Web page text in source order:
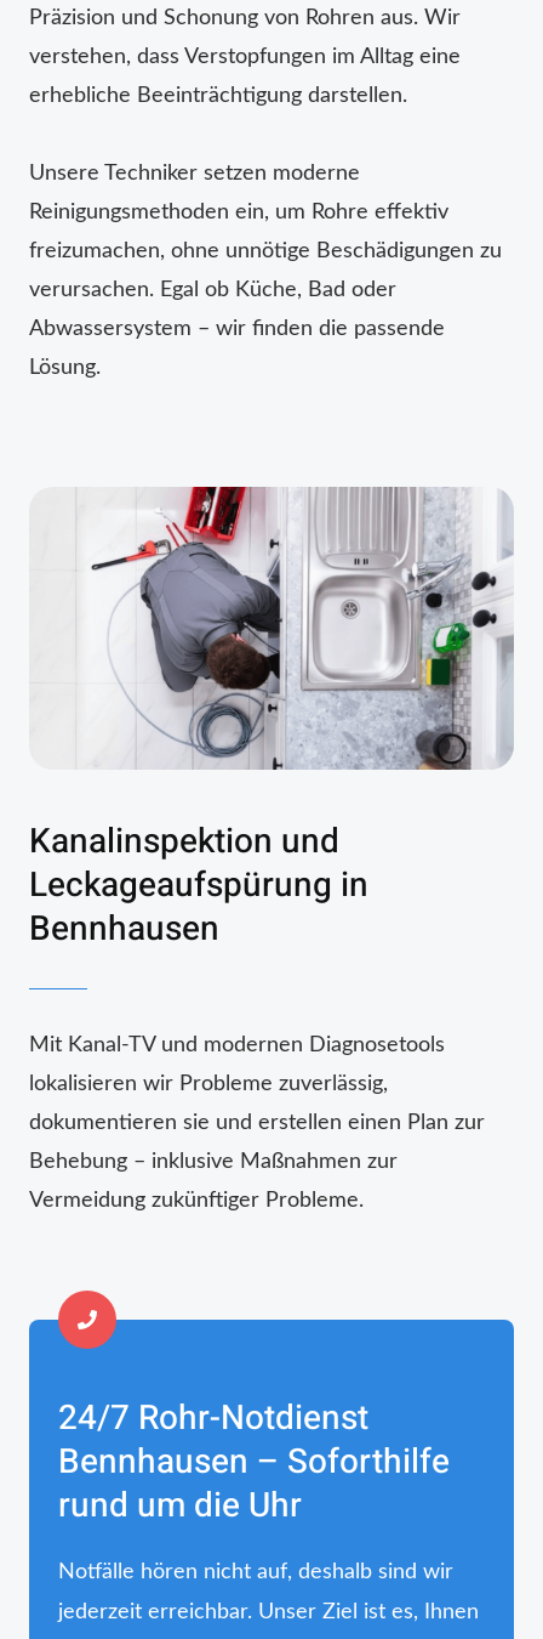
Präzision und Schonung von Rohren aus. Wir
verstehen, dass Verstopfungen im Alltag eine
erhebliche Beeinträchtigung darstellen.
Unsere Techniker setzen moderne
Reinigungsmethoden ein, um Rohre effektiv
freizumachen, ohne unnötige Beschädigungen zu
verursachen. Egal ob Küche, Bad oder
Abwassersystem – wir finden die passende
Lösung.
Kanalinspektion und
Leckageaufspürung in
Bennhausen
Mit Kanal-TV und modernen Diagnosetools
lokalisieren wir Probleme zuverlässig,
dokumentieren sie und erstellen einen Plan zur
Behebung – inklusive Maßnahmen zur
Vermeidung zukünftiger Probleme.
24/7 Rohr-Notdienst
Bennhausen – Soforthilfe
rund um die Uhr
Notfälle hören nicht auf, deshalb sind wir
jederzeit erreichbar. Unser Ziel ist es, Ihnen